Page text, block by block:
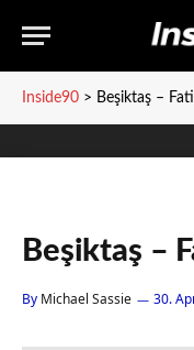
Inside90 > Beşiktaş –
Beşiktaş –
By Michael Sassie 30.